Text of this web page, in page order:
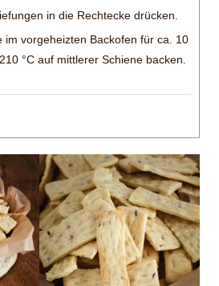
in die Rechtecke drücken.
im vorgeheizten Backofen für ca. 10
°C auf mittlerer Schiene backen.